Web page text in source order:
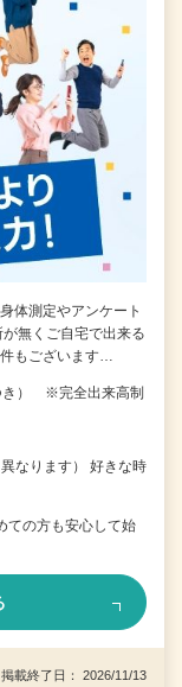
体測定やアンケート
無くご自宅で出来る
もございます…
き） ※完全出来高制
なります） 好きな時
の方も安心して始
載終了日： 2026/11/13